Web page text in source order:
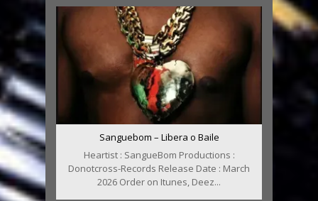
Sanguebom – Libera o Baile
Heartist : SangueBom Productions :
Donotcross-Records Release Date : March
2026 Order on Itunes, Deez...